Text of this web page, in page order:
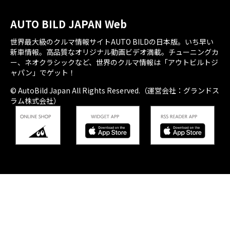
AUTO BILD JAPAN Web
世界最大級のクルマ情報サイトAUTO BILDの日本版。いち早い
新車情報。高品質なオリジナル動画ビデオ満載。チューニングカ
ー、ネオクラシックなど、世界のクルマ情報は「アウトビルトジ
ャパン」でゲット！
© AutoBild Japan All Rights Reserved.（運営会社：グランドス
ラム株式会社）